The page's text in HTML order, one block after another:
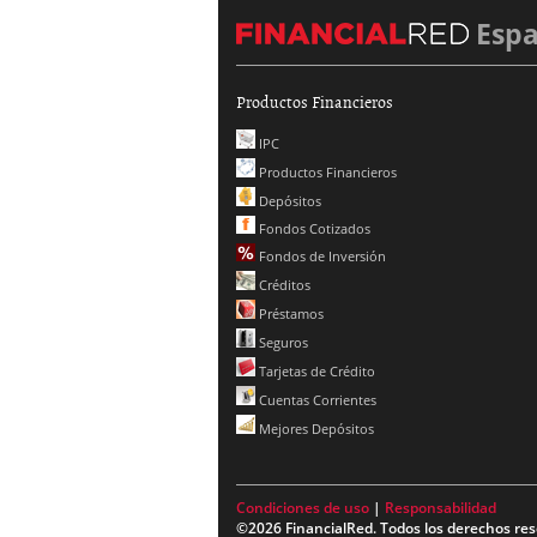
Productos Financieros
IPC
Productos Financieros
Depósitos
Fondos Cotizados
Fondos de Inversión
Créditos
Préstamos
Seguros
Tarjetas de Crédito
Cuentas Corrientes
Mejores Depósitos
Condiciones de uso | Responsabilidad
©2026 FinancialRed. Todos los derechos